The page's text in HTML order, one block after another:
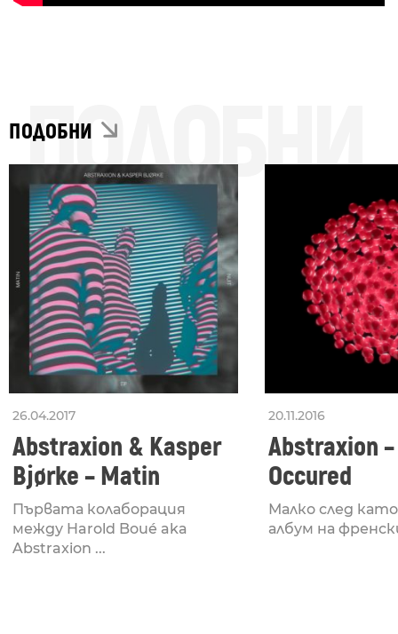
ПОДОБНИ
ПОДОБНИ
26.04.2017
Abstraxion & Kasper
Bjørke – Matin
Първата колаборация
между Harold Boué aka
Abstraxion ...
20.11.2016
Abstraxion
Occured
Малко след
албум на